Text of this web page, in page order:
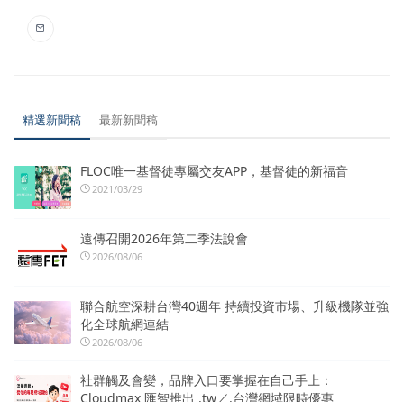
精選新聞稿 最新新聞稿
FLOC唯一基督徒專屬交友APP，基督徒的新福音
2021/03/29
遠傳召開2026年第二季法說會
2026/08/06
聯合航空深耕台灣40週年 持續投資市場、升級機隊並強
化全球航網連結
2026/08/06
社群觸及會變，品牌入口要掌握在自己手上：
Cloudmax 匯智推出 .tw／.台灣網域限時優惠